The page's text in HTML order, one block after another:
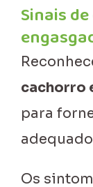
Sinais
cachorro
para
Os